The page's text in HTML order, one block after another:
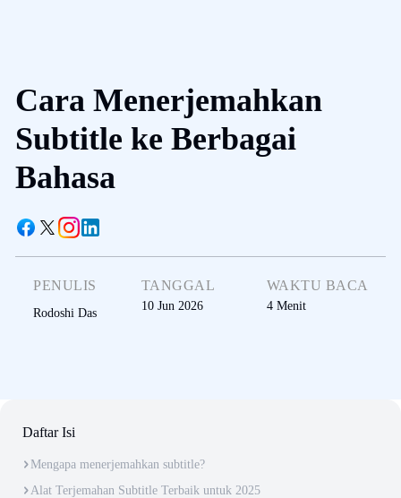
Cara Menerjemahkan
Subtitle ke Berbagai
Bahasa
PENULIS
Rodoshi Das
TANGGAL
10 Jun 2026
WAKTU BACA
4 Menit
Daftar Isi
Mengapa menerjemahkan subtitle?
Alat Terjemahan Subtitle Terbaik untuk 2025